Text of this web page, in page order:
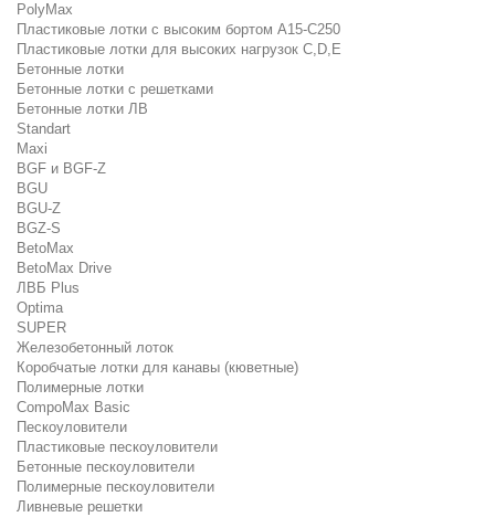
PolyMax
Пластиковые лотки с высоким бортом А15-C250
Пластиковые лотки для высоких нагрузок C,D,E
Бетонные лотки
Бетонные лотки с решетками
Бетонные лотки ЛВ
Standart
Maxi
BGF и BGF-Z
BGU
BGU-Z
BGZ-S
BetoMax
BetoMax Drive
ЛВБ Plus
Optima
SUPER
Железобетонный лоток
Коробчатые лотки для канавы (кюветные)
Полимерные лотки
CompoMax Basic
Пескоуловители
Пластиковые пескоуловители
Бетонные пескоуловители
Полимерные пескоуловители
Ливневые решетки